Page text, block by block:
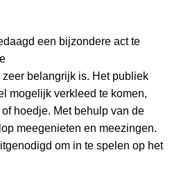
een bijzondere act te
belangrijk is. Het publiek
mogelijk verkleed te komen,
hoedje. Met behulp van de
meegenieten en meezingen.
om in te spelen op het